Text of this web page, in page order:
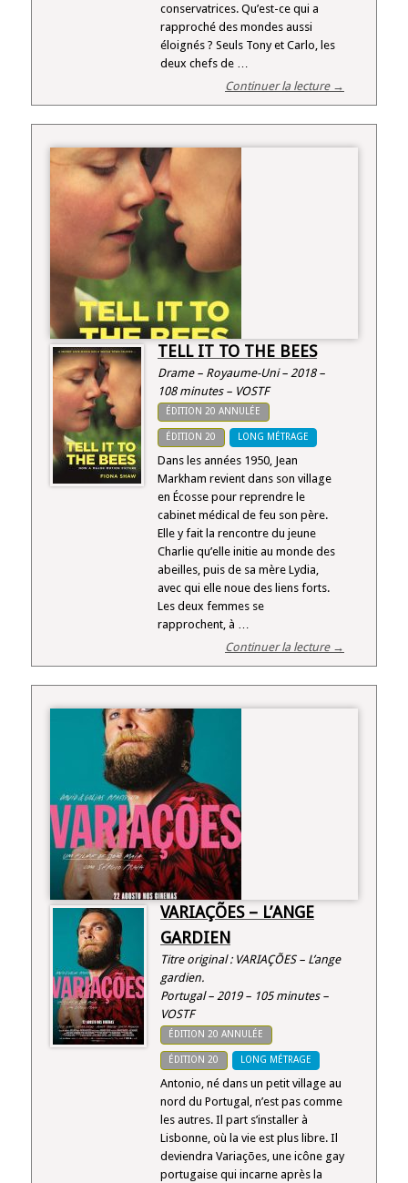
conservatrices. Qu’est-ce qui a
rapproché des mondes aussi
éloignés ? Seuls Tony et Carlo, les
deux chefs de …
Continuer la lecture →
TELL IT TO THE BEES
Drame – Royaume-Uni – 2018 –
108 minutes – VOSTF
ÉDITION 20 ANNULÉE
ÉDITION 20 LONG MÉTRAGE
Dans les années 1950, Jean
Markham revient dans son village
en Écosse pour reprendre le
cabinet médical de feu son père.
Elle y fait la rencontre du jeune
Charlie qu’elle initie au monde des
abeilles, puis de sa mère Lydia,
avec qui elle noue des liens forts.
Les deux femmes se
rapprochent, à …
Continuer la lecture →
VARIAÇÕES – L’ANGE
GARDIEN
Titre original : VARIAÇÕES – L’ange
gardien.
Portugal – 2019 – 105 minutes –
VOSTF
ÉDITION 20 ANNULÉE
ÉDITION 20 LONG MÉTRAGE
Antonio, né dans un petit village au
nord du Portugal, n’est pas comme
les autres. Il part s’installer à
Lisbonne, où la vie est plus libre. Il
deviendra Variações, une icône gay
portugaise qui incarne après la